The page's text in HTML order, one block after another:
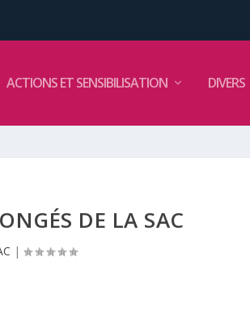
ACTIONS ET SENSIBILISATION DIVERS
DE LA SAC
|